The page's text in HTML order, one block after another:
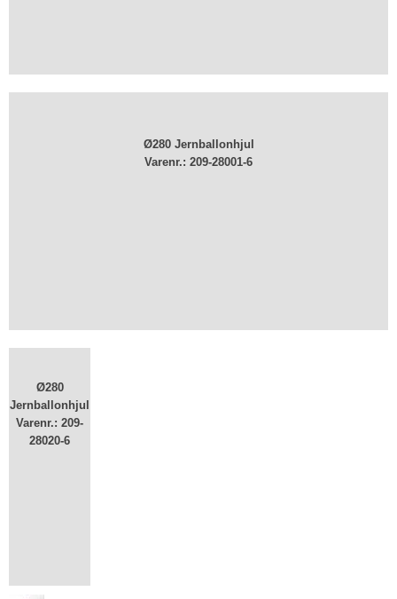
Ø280 Jernballonhjul
Varenr.: ​209-28001-6
Ø280
Jernballonhjul
Varenr.: ​209-
28020-6